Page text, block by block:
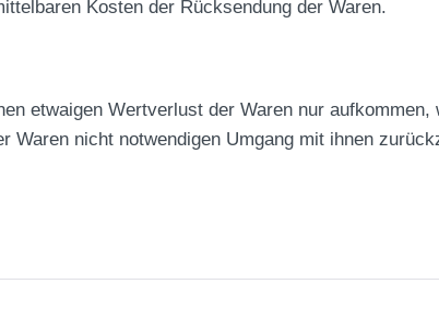
Kosten der Rücksendung der Waren.
etwaigen Wertverlust der Waren nur
Waren nicht notwendigen Umgang mit ihnen